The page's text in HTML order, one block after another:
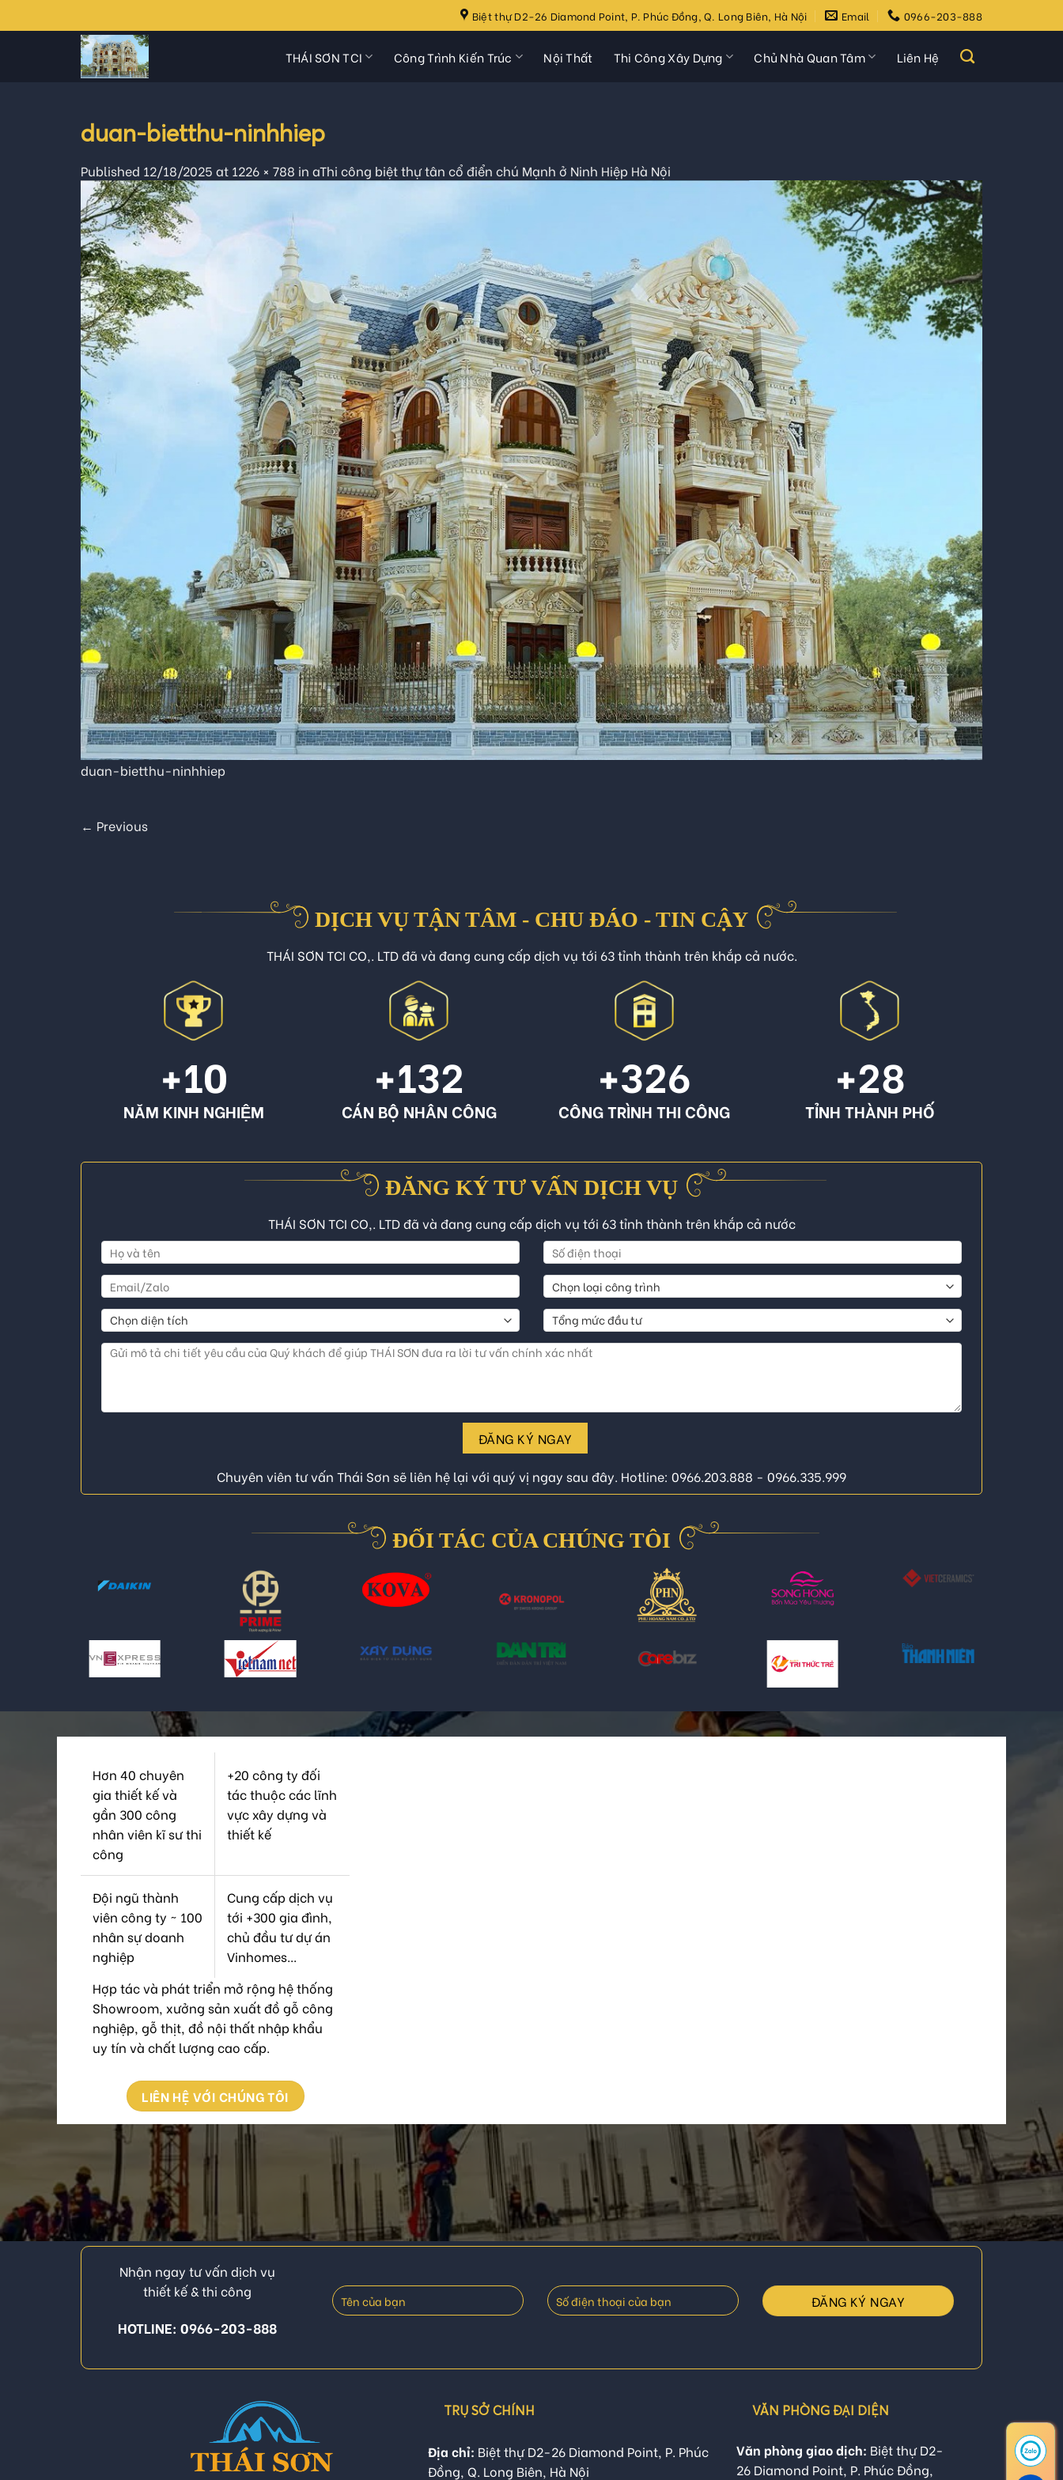
to
Biệt thự D2-26 Diamond Point, P. Phúc Đồng, Q. Long Biên, Hà Nội Email 0966-203-888
THÁI SƠN TCI Công Trình Kiến Trúc Nội Thất Thi Công Xây Dựng Chủ Nhà Quan Tâm Liên Hệ
duan-bietthu-ninhhiep
Published 12/18/2025 at 1226 × 788 in aThi công biệt thự tân cổ điển chú Mạnh ở Ninh Hiệp Hà Nội
duan-bietthu-ninhhiep
← Previous
DỊCH VỤ TẬN TÂM - CHU ĐÁO - TIN CẬY
THÁI SƠN TCI CO,. LTD đã và đang cung cấp dịch vụ tới 63 tỉnh thành trên khắp cả nước.
+10
NĂM KINH NGHIỆM
+132
CÁN BỘ NHÂN CÔNG
+326
CÔNG TRÌNH THI CÔNG
+28
TỈNH THÀNH PHỐ
ĐĂNG KÝ TƯ VẤN DỊCH VỤ
THÁI SƠN TCI CO,. LTD đã và đang cung cấp dịch vụ tới 63 tỉnh thành trên khắp cả nước
ĐĂNG KÝ NGAY
Chuyên viên tư vấn Thái Sơn sẽ liên hệ lại với quý vị ngay sau đây. Hotline: 0966.203.888 - 0966.335.999
ĐỐI TÁC CỦA CHÚNG TÔI
Hơn 40 chuyên
gia thiết kế và
gần 300 công
nhân viên kĩ sư thi
công
+20 công ty đối
tác thuộc các lĩnh
vực xây dựng và
thiết kế
Đội ngũ thành
viên công ty ~ 100
nhân sự doanh
nghiệp
Cung cấp dịch vụ
tới +300 gia đình,
chủ đầu tư dự án
Vinhomes...
Hợp tác và phát triển mở rộng hệ thống
Showroom, xưởng sản xuất đồ gỗ công
nghiệp, gỗ thịt, đồ nội thất nhập khẩu
uy tín và chất lượng cao cấp.
LIÊN HỆ VỚI CHÚNG TÔI
Nhận ngay tư vấn dịch vụ
thiết kế & thi công
HOTLINE: 0966-203-888
TRỤ SỞ CHÍNH
Địa chỉ: Biệt thự D2-26 Diamond Point, P. Phúc
Đồng, Q. Long Biên, Hà Nội
VĂN PHÒNG ĐẠI DIỆN
Văn phòng giao dịch: Biệt thự D2-
26 Diamond Point, P. Phúc Đồng,